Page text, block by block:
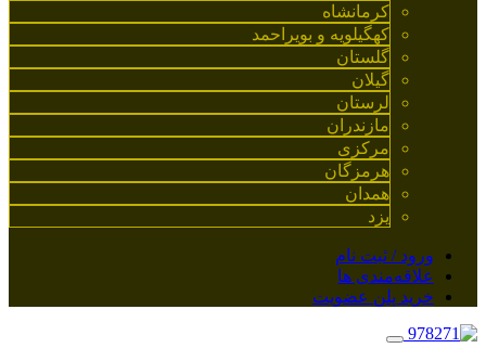
کرمانشاه
کهگیلویه و بویراحمد
گلستان
گیلان
لرستان
مازندران
مرکزی
هرمزگان
همدان
یزد
ورود / ثبت نام
علاقه‌مندی ها
خرید پلن عضویت